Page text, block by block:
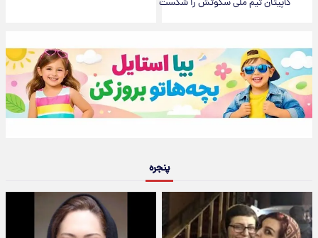
کاپیتان تیم ملی سکوتش را شکست
پنجره